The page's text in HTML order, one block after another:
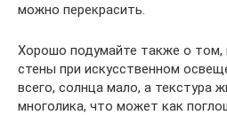
можно перекрасить.
Хорошо подумайте также о том,
стены при искусственном
всего, солнца мало, а текстура
многолика, что может как